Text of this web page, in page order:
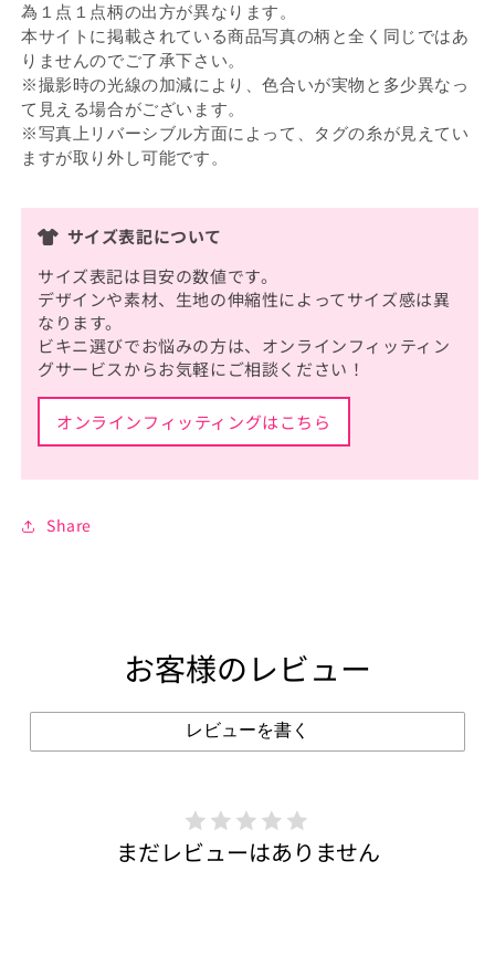
為１点１点柄の出方が異なります。
本サイトに掲載されている商品写真の柄と全く同じではあ
りませんのでご了承下さい。
※撮影時の光線の加減により、色合いが実物と多少異なっ
て見える場合がございます。
※写真上リバーシブル方面によって、タグの糸が見えてい
ますが取り外し可能です。
サイズ表記について
サイズ表記は目安の数値です。
デザインや素材、生地の伸縮性によってサイズ感は異
なります。
ビキニ選びでお悩みの方は、オンラインフィッティン
グサービスからお気軽にご相談ください！
オンラインフィッティングはこちら
Share
お客様のレビュー
レビューを書く
まだレビューはありません